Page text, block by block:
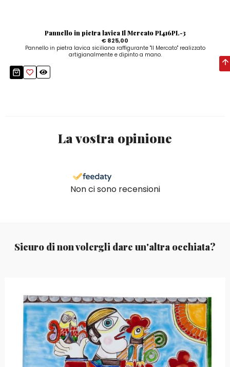
Pannello in pietra lavica Il Mercato PI416PL-3
€ 825,00
Pannello in pietra lavica siciliana raffigurante "Il Mercato" realizzato
artigianalmente e dipinto a mano.
La vostra opinione
Non ci sono recensioni
Sicuro di non volergli dare un'altra occhiata?